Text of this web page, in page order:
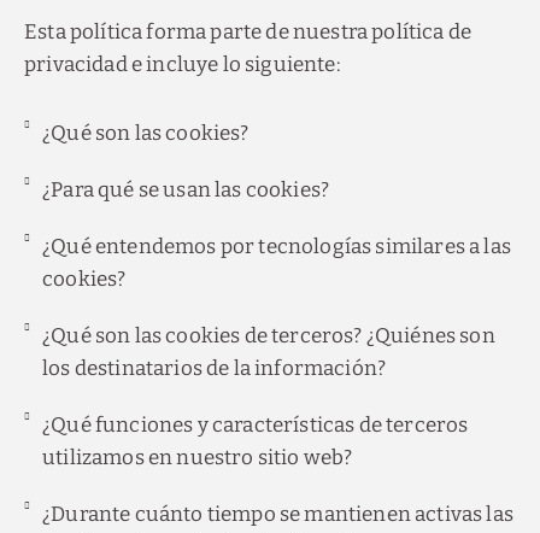
Esta política forma parte de nuestra política de
privacidad e incluye lo siguiente:
¿Qué son las cookies?
¿Para qué se usan las cookies?
¿Qué entendemos por tecnologías similares a las
cookies?
¿Qué son las cookies de terceros? ¿Quiénes son
los destinatarios de la información?
¿Qué funciones y características de terceros
utilizamos en nuestro sitio web?
¿Durante cuánto tiempo se mantienen activas las